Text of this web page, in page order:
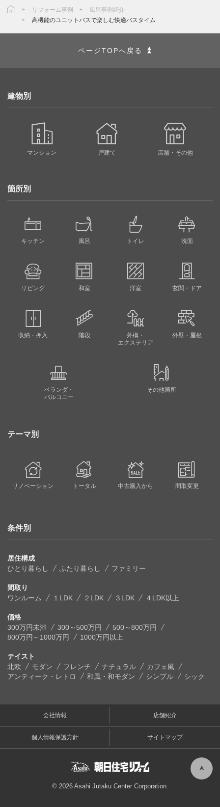
リフォーム事例
風呂事例紹介
高機能のユニットバスで楽しむ快適バスタイム
ページTOPへ戻る
建物別
マンション 戸建て 店舗・その他
箇所別
キッチン 風呂 トイレ 洗面
リビング 和室 洋室 玄関・ドア
収納・押入 階段
外構・
エクステリア
外壁・屋根
ベランダ・
バルコニー
その他箇所
テーマ別
リノベーション トータル 中古購入から 間取変更
条件別
居住構成
ひとり暮らし
ふたり暮らし ファミリー
間取り
ワンルーム
１LDK ２LDK ３LDK ４LDK以上
価格
300万円未満
300～500万円
500～800万円
800万円～1000万円
1000万円以上
テイスト
北欧
モダン フレンチ ナチュラル
カフェ風
アンティーク・レトロ
和風・和モダン シンプル シック
会社情報 店舗紹介
個人情報保護方針 サイトマップ
© 2026 Asahi Jutaku Center Corporation.